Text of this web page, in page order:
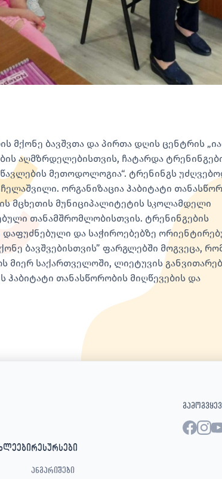
მქონე ბავშვთა და პირთა დღის ცენტრის
აღმზრდელებისთვის, ჩატარდა
მეთოდოლოგია“. ტრენინგს
ორგანიზაცია ჰაბიტატი
მცხეთის მუნიციპალიტეტის სკოლამდელი
თანამშრომლობისთვის. ტრენინგების
და საჭიროებებზე
ბავშვებისთვის” ფარგლებში მოგვეცა,
მიერ საქართველოში, ლიეტუვის
თანასწორობის მიღწევების და
რესურსები
ანგარიშები